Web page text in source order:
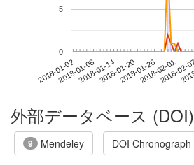
2018-01-022018-01-082018-01-142018-01-202018-01-262018-02-01
2018-02-
0
5
外部データベース (DOI)
9 Mendeley DOI Chronograph